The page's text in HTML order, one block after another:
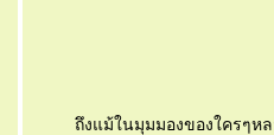
ถึงแม้ในมุมมองของใครๆห